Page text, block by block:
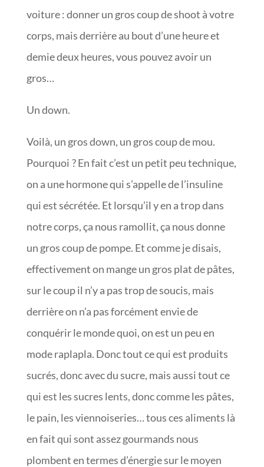
voiture : donner un gros coup de shoot à votre
corps, mais derrière au bout d’une heure et
demie deux heures, vous pouvez avoir un
gros…
Un down.
Voilà, un gros down, un gros coup de mou.
Pourquoi ? En fait c’est un petit peu technique,
on a une hormone qui s’appelle de l’insuline
qui est sécrétée. Et lorsqu’il y en a trop dans
notre corps, ça nous ramollit, ça nous donne
un gros coup de pompe. Et comme je disais,
effectivement on mange un gros plat de pâtes,
sur le coup il n’y a pas trop de soucis, mais
derrière on n’a pas forcément envie de
conquérir le monde quoi, on est un peu en
mode raplapla. Donc tout ce qui est produits
sucrés, donc avec du sucre, mais aussi tout ce
qui est les sucres lents, donc comme les pâtes,
le pain, les viennoiseries… tous ces aliments là
en fait qui sont assez gourmands nous
plombent en termes d’énergie sur le moyen